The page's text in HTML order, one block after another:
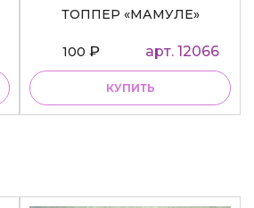
ТОППЕР «МАМУЛЕ»
100₽ арт. 12066
КУПИТЬ